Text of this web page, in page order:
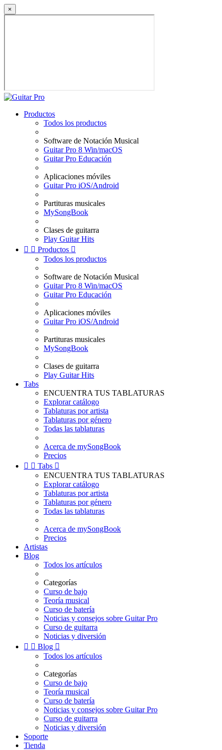
×
Productos
Todos los productos
Software de Notación Musical
Guitar Pro 8 Win/macOS
Guitar Pro Educación
Aplicaciones móviles
Guitar Pro iOS/Android
Partituras musicales
MySongBook
Clases de guitarra
Play Guitar Hits
  Productos 
Todos los productos
Software de Notación Musical
Guitar Pro 8 Win/macOS
Guitar Pro Educación
Aplicaciones móviles
Guitar Pro iOS/Android
Partituras musicales
MySongBook
Clases de guitarra
Play Guitar Hits
Tabs
ENCUENTRA TUS TABLATURAS
Explorar catálogo
Tablaturas por artista
Tablaturas por género
Todas las tablaturas
Acerca de mySongBook
Precios
  Tabs 
ENCUENTRA TUS TABLATURAS
Explorar catálogo
Tablaturas por artista
Tablaturas por género
Todas las tablaturas
Acerca de mySongBook
Precios
Artistas
Blog
Todos los artículos
Categorías
Curso de bajo
Teoría musical
Curso de batería
Noticias y consejos sobre Guitar Pro
Curso de guitarra
Noticias y diversión
  Blog 
Todos los artículos
Categorías
Curso de bajo
Teoría musical
Curso de batería
Noticias y consejos sobre Guitar Pro
Curso de guitarra
Noticias y diversión
Soporte
Tienda